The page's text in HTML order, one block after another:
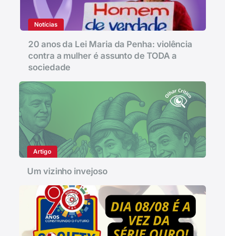
Notícias
20 anos da Lei Maria da Penha: violência
contra a mulher é assunto de TODA a
sociedade
Artigo
Um vizinho invejoso